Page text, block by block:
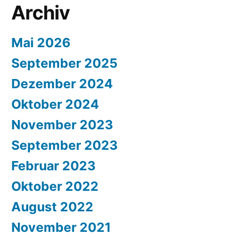
Archiv
Mai 2026
September 2025
Dezember 2024
Oktober 2024
November 2023
September 2023
Februar 2023
Oktober 2022
August 2022
November 2021